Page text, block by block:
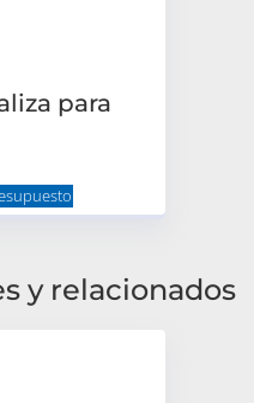
para
ami8
y relacionados